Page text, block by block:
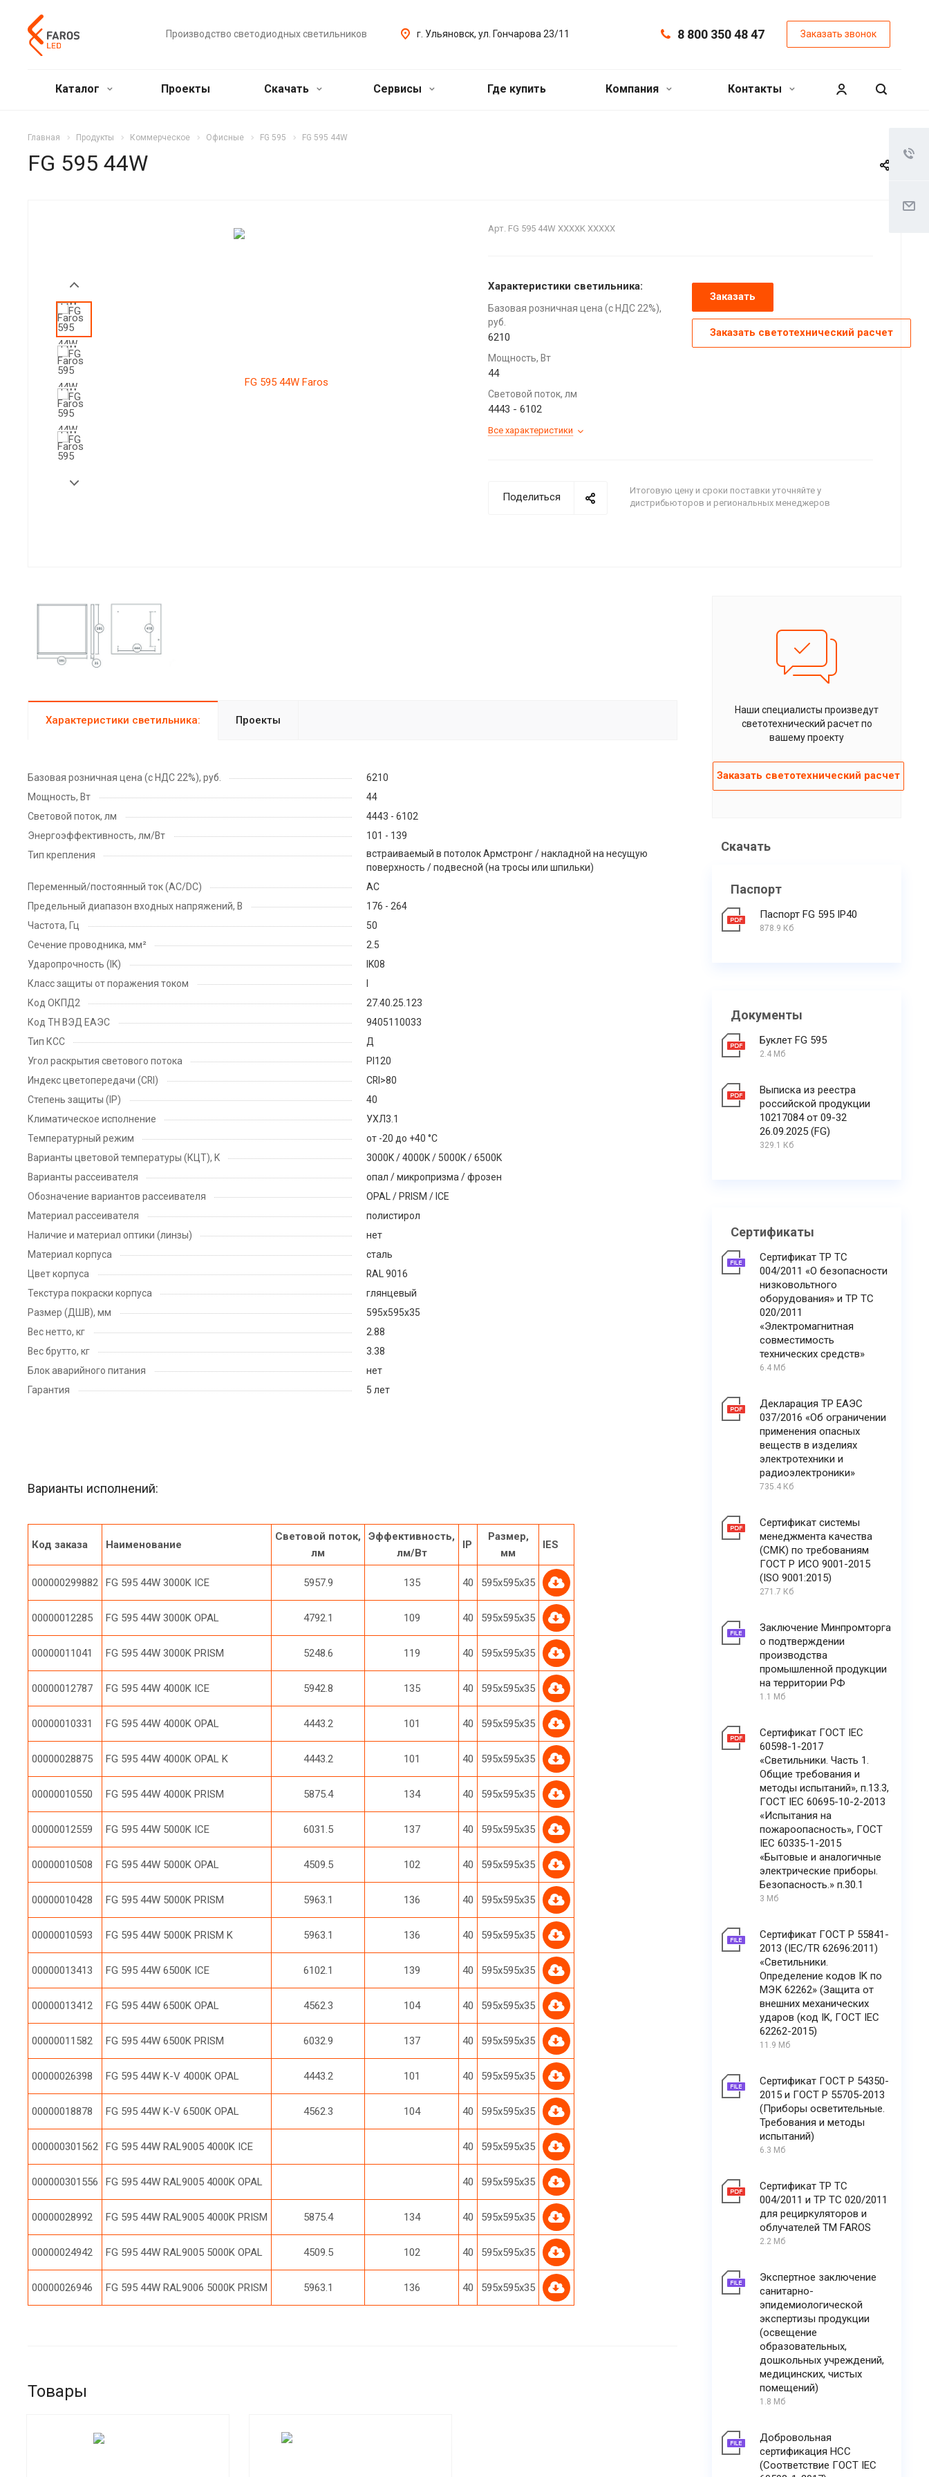
Производство светодиодных светильников г. Ульяновск, ул. Гончарова 23/11 8 800 350 48 47 Заказать звонок
Каталог Проекты Скачать Сервисы Где купить Компания Контакты
Главная Продукты Коммерческое Офисные FG 595 FG 595 44W
FG 595 44W
Арт. FG 595 44W XXXXK XXXXX
Характеристики светильника:
Базовая розничная цена (с НДС 22%),
руб.
6210
Мощность, Вт
44
Световой поток, лм
4443 - 6102
Все характеристики
Заказать
Заказать светотехнический расчет
Поделиться
Итоговую цену и сроки поставки уточняйте у
дистрибьюторов и региональных менеджеров
Характеристики светильника: Проекты
Базовая розничная цена (с НДС 22%), руб.
6210
Мощность, Вт
44
Световой поток, лм
4443 - 6102
Энергоэффективность, лм/Вт
101 - 139
Тип крепления
встраиваемый в потолок Армстронг / накладной на несущую
поверхность / подвесной (на тросы или шпильки)
Переменный/постоянный ток (AC/DC)
AC
Предельный диапазон входных напряжений, В
176 - 264
Частота, Гц
50
Сечение проводника, мм²
2.5
Ударопрочность (IK)
IK08
Класс защиты от поражения током
Код ОКПД2
27.40.25.123
Код ТН ВЭД ЕАЭС
9405110033
Тип КСС
Д
Угол раскрытия светового потока
PI120
Индекс цветопередачи (CRI)
CRI>80
Степень защиты (IP)
40
Климатическое исполнение
УХЛ3.1
Температурный режим
от -20 до +40 °C
Варианты цветовой температуры (КЦТ), K
3000K / 4000K / 5000K / 6500K
Варианты рассеивателя
опал / микропризма / фрозен
Обозначение вариантов рассеивателя
OPAL / PRISM / ICE
Материал рассеивателя
полистирол
Наличие и материал оптики (линзы)
нет
Материал корпуса
сталь
Цвет корпуса
RAL 9016
Текстура покраски корпуса
глянцевый
Размер (ДШВ), мм
595х595х35
Вес нетто, кг
2.88
Вес брутто, кг
3.38
Блок аварийного питания
нет
Гарантия
5 лет
Варианты исполнений:
Код заказа Наименование
Световой поток,
лм
Эффективность,
лм/Вт
IP
Размер,
мм
IES
000000299882 FG 595 44W 3000K ICE 5957.9 135 40 595х595х35
00000012285 FG 595 44W 3000K OPAL 4792.1 109 40 595х595х35
00000011041 FG 595 44W 3000K PRISM 5248.6 119 40 595х595х35
00000012787 FG 595 44W 4000K ICE 5942.8 135 40 595х595х35
00000010331 FG 595 44W 4000K OPAL 4443.2 101 40 595х595х35
00000028875 FG 595 44W 4000K OPAL K 4443.2 101 40 595х595х35
00000010550 FG 595 44W 4000K PRISM 5875.4 134 40 595х595х35
00000012559 FG 595 44W 5000K ICE 6031.5 137 40 595х595х35
00000010508 FG 595 44W 5000K OPAL 4509.5 102 40 595х595х35
00000010428 FG 595 44W 5000K PRISM 5963.1 136 40 595х595х35
00000010593 FG 595 44W 5000K PRISM K 5963.1 136 40 595х595х35
00000013413 FG 595 44W 6500K ICE 6102.1 139 40 595х595х35
00000013412 FG 595 44W 6500K OPAL 4562.3 104 40 595х595х35
00000011582 FG 595 44W 6500K PRISM 6032.9 137 40 595х595х35
00000026398 FG 595 44W K-V 4000K OPAL 4443.2 101 40 595х595х35
00000018878 FG 595 44W K-V 6500K OPAL 4562.3 104 40 595х595х35
000000301562 FG 595 44W RAL9005 4000K ICE 40 595х595х35
000000301556 FG 595 44W RAL9005 4000K OPAL 40 595х595х35
00000028992 FG 595 44W RAL9005 4000K PRISM 5875.4 134 40 595х595х35
00000024942 FG 595 44W RAL9005 5000K OPAL 4509.5 102 40 595х595х35
00000026946 FG 595 44W RAL9006 5000K PRISM 5963.1 136 40 595х595х35
Товары
Наши специалисты произведут
светотехнический расчет по
вашему проекту
Заказать светотехнический расчет
Скачать
Паспорт
Паспорт FG 595 IP40
878.9 Кб
Документы
Буклет FG 595
2.4 Мб
Выписка из реестра
российской продукции
10217084 от 09-32
26.09.2025 (FG)
329.1 Кб
Сертификаты
Сертификат ТР ТС
004/2011 «О безопасности
низковольтного
оборудования» и ТР ТС
020/2011
«Электромагнитная
совместимость
технических средств»
6.4 Мб
Декларация ТР ЕАЭС
037/2016 «Об ограничении
применения опасных
веществ в изделиях
электротехники и
радиоэлектроники»
735.4 Кб
Сертификат системы
менеджмента качества
(СМК) по требованиям
ГОСТ Р ИСО 9001-2015
(ISO 9001:2015)
271.7 Кб
Заключение Минпромторга
о подтверждении
производства
промышленной продукции
на территории РФ
1.1 Мб
Сертификат ГОСТ IEC
60598-1-2017
«Светильники. Часть 1.
Общие требования и
методы испытаний», п.13.3,
ГОСТ IEC 60695-10-2-2013
«Испытания на
пожароопасность», ГОСТ
IEC 60335-1-2015
«Бытовые и аналогичные
электрические приборы.
Безопасность.» п.30.1
3 Мб
Сертификат ГОСТ Р 55841-
2013 (IEC/TR 62696:2011)
«Светильники.
Определение кодов IK по
МЭК 62262» (Защита от
внешних механических
ударов (код IK, ГОСТ IEC
62262-2015)
11.9 Мб
Сертификат ГОСТ Р 54350-
2015 и ГОСТ Р 55705-2013
(Приборы осветительные.
Требования и методы
испытаний)
6.3 Мб
Сертификат ТР ТС
004/2011 и ТР ТС 020/2011
для рециркуляторов и
облучателей ТМ FAROS
2.2 Мб
Экспертное заключение
санитарно-
эпидемиологической
экспертизы продукции
(освещение
образовательных,
дошкольных учреждений,
медицинских, чистых
помещений)
1.8 Мб
Добровольная
сертификация НСС
(Соответствие ГОСТ IEC